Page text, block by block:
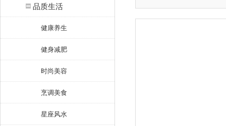
品质生活
健康养生
健身减肥
时尚美容
烹调美食
星座风水